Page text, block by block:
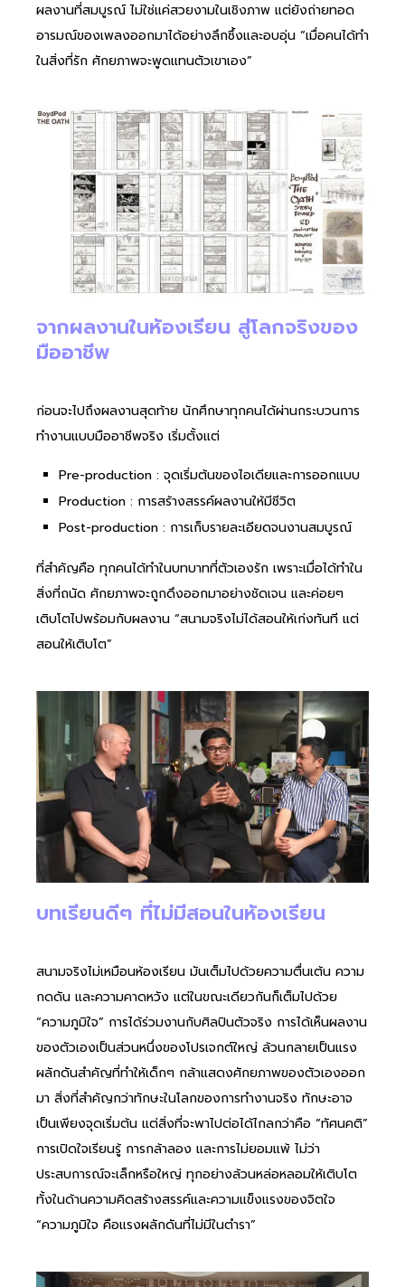
ผลงานที่สมบูรณ์ ไม่ใช่แค่สวยงามในเชิงภาพ แต่ยังถ่ายทอด
อารมณ์ของเพลงออกมาได้อย่างลึกซึ้งและอบอุ่น “เมื่อคนได้ทำ
ในสิ่งที่รัก ศักยภาพจะพูดแทนตัวเขาเอง”
จากผลงานในห้องเรียน สู่โลกจริงของ
มืออาชีพ
ก่อนจะไปถึงผลงานสุดท้าย นักศึกษาทุกคนได้ผ่านกระบวนการ
ทำงานแบบมืออาชีพจริง เริ่มตั้งแต่
Pre-production : จุดเริ่มต้นของไอเดียและการออกแบบ
Production : การสร้างสรรค์ผลงานให้มีชีวิต
Post-production : การเก็บรายละเอียดจนงานสมบูรณ์
ที่สำคัญคือ ทุกคนได้ทำในบทบาทที่ตัวเองรัก เพราะเมื่อได้ทำใน
สิ่งที่ถนัด ศักยภาพจะถูกดึงออกมาอย่างชัดเจน และค่อยๆ
เติบโตไปพร้อมกับผลงาน “สนามจริงไม่ได้สอนให้เก่งทันที แต่
สอนให้เติบโต”
บทเรียนดีๆ ที่ไม่มีสอนในห้องเรียน
สนามจริงไม่เหมือนห้องเรียน มันเต็มไปด้วยความตื่นเต้น ความ
กดดัน และความคาดหวัง แต่ในขณะเดียวกันก็เต็มไปด้วย
“ความภูมิใจ” การได้ร่วมงานกับศิลปินตัวจริง การได้เห็นผลงาน
ของตัวเองเป็นส่วนหนึ่งของโปรเจกต์ใหญ่ ล้วนกลายเป็นแรง
ผลักดันสำคัญที่ทำให้เด็กๆ กล้าแสดงศักยภาพของตัวเองออก
มา สิ่งที่สำคัญกว่าทักษะในโลกของการทำงานจริง ทักษะอาจ
เป็นเพียงจุดเริ่มต้น แต่สิ่งที่จะพาไปต่อได้ไกลกว่าคือ “ทัศนคติ”
การเปิดใจเรียนรู้ การกล้าลอง และการไม่ยอมแพ้ ไม่ว่า
ประสบการณ์จะเล็กหรือใหญ่ ทุกอย่างล้วนหล่อหลอมให้เติบโต
ทั้งในด้านความคิดสร้างสรรค์และความแข็งแรงของจิตใจ
“ความภูมิใจ คือแรงผลักดันที่ไม่มีในตำรา”